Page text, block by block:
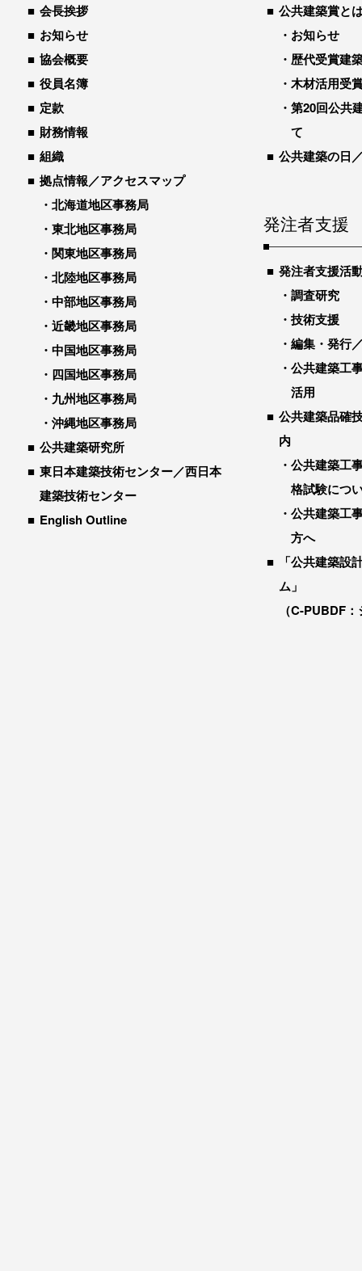
会長挨拶
お知らせ
協会概要
役員名簿
定款
財務情報
組織
拠点情報／アクセスマップ
北海道地区事務局
東北地区事務局
関東地区事務局
北陸地区事務局
中部地区事務局
近畿地区事務局
中国地区事務局
四国地区事務局
九州地区事務局
沖縄地区事務局
公共建築研究所
東日本建築技術センター／西日本
建築技術センター
English Outline
公共建築賞と
お知らせ
歴代受賞建
木材活用受
第20回公共
て
公共建築の日
発注者支援
発注者支援活
調査研究
技術支援
編集・発行
公共建築工
活用
公共建築品確
内
公共建築工
格試験につ
公共建築工
方へ
「公共建築設
ム」
（C-PUBDF